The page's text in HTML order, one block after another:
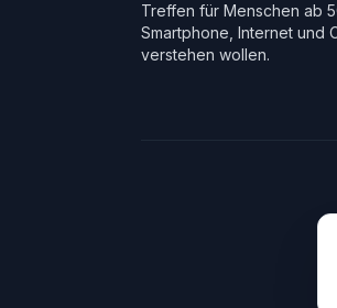
Treffen für Menschen ab
Smartphone, Internet und
verstehen wollen.